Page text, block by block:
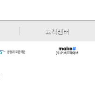
고객센터